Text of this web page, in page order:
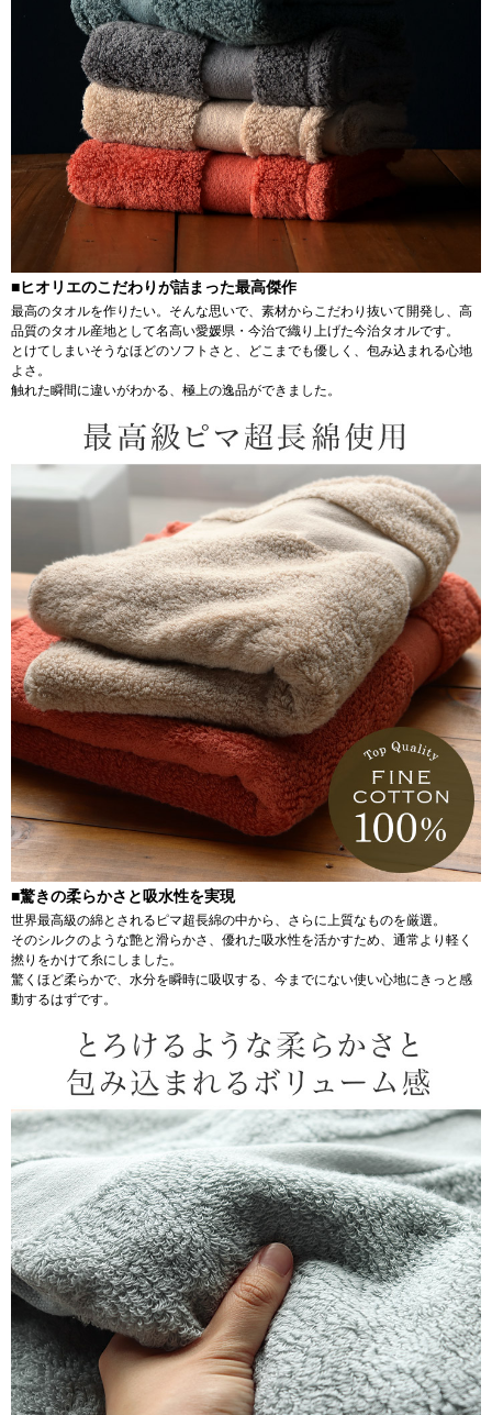
■ヒオリエのこだわりが詰まった最高傑作
最高のタオルを作りたい。そんな思いで、素材からこだわり抜いて開発し、高
品質のタオル産地として名高い愛媛県・今治で織り上げた今治タオルです。
とけてしまいそうなほどのソフトさと、どこまでも優しく、包み込まれる心地
よさ。
触れた瞬間に違いがわかる、極上の逸品ができました。
■驚きの柔らかさと吸水性を実現
世界最高級の綿とされるピマ超長綿の中から、さらに上質なものを厳選。
そのシルクのような艶と滑らかさ、優れた吸水性を活かすため、通常より軽く
撚りをかけて糸にしました。
驚くほど柔らかで、水分を瞬時に吸収する、今までにない使い心地にきっと感
動するはずです。